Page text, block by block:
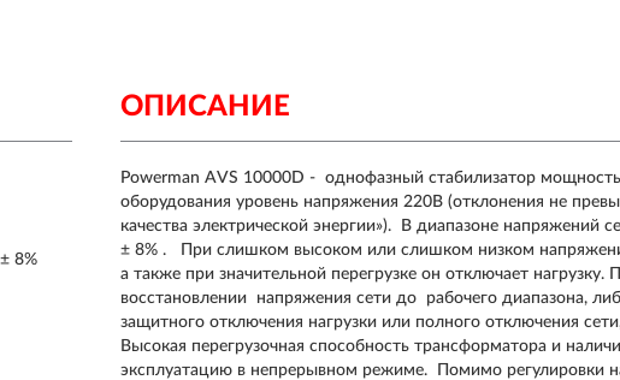
8%
ОПИСАНИЕ
Powerman AVS 10000D - однофазный стабилизатор
оборудования уровень напряжения 220В (отклонения не
качества электрической энергии»). В диапазоне
± 8% . При слишком высоком или слишком низком
а также при значительной перегрузке он отключает
восстановлении напряжения сети до рабочего диапазона,
защитного отключения нагрузки или полного отключения
Высокая перегрузочная способность трансформатора и
эксплуатацию в непрерывном режиме. Помимо регулировки